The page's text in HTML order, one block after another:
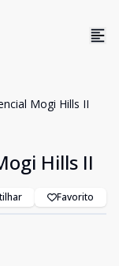
Mogi Hills II
Hills II
Favorito